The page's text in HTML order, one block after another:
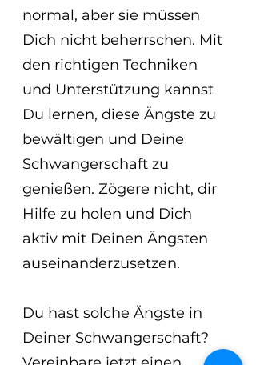
normal, aber sie müssen
Dich nicht beherrschen. Mit
den richtigen Techniken
und Unterstützung kannst
Du lernen, diese Ängste zu
bewältigen und Deine
Schwangerschaft zu
genießen. Zögere nicht, dir
Hilfe zu holen und Dich
aktiv mit Deinen Ängsten
auseinanderzusetzen.
Du hast solche Ängste in
Deiner Schwangerschaft?